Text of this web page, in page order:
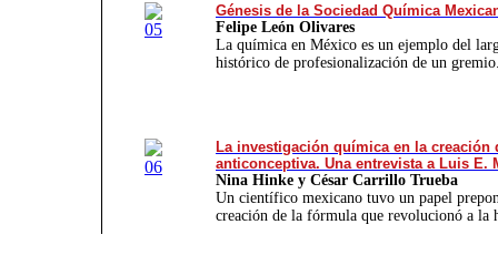
Génesis de la Sociedad Química
Felipe León Olivares
La química en México es un ejemplo del
histórico de profesionalización de un
La investigación química en la creación
anticonceptiva. Una entrevista a Luis E.
Nina Hinke y César Carrillo Trueba
Un científico mexicano tuvo un papel
creación de la fórmula que revolucionó a la